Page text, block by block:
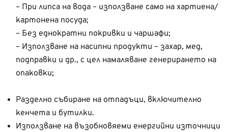
– При липса на вода – използване само на хартиена/
картонена посуда;
– Без еднократни покривки и чаршафи;
– Използване на насипни продукти – захар, мед,
подправки и др., с цел намаляване генерирането на
опаковки;
Разделно събиране на отпадъци, включително
кенчета и бутилки.
Използване на възобновяеми енергийни източници